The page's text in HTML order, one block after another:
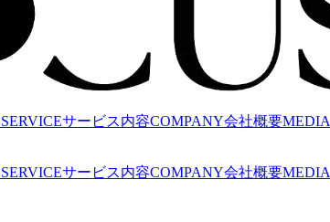
SERVICEサービス内容COMPANY会社概要MEDIA
SERVICEサービス内容COMPANY会社概要MEDIA